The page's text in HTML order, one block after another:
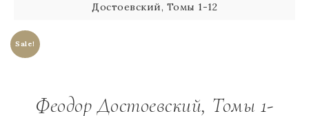
Достоевский, Томы 1-12
Sale!
Феодор Достоевский, Томы 1-